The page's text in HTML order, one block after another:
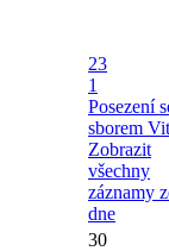
23
1
Posezení
sborem
Zobrazit
všechny
záznamy
dne
30